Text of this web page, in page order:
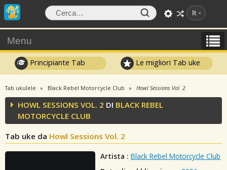
It
Menu
Principiante Tab Le migliori Tab uke
Tab ukulele Black Rebel Motorcycle Club Howl Sessions Vol. 2
HOWL SESSIONS VOL. 2 DI BLACK REBEL
MOTORCYCLE CLUB
Tab uke da Howl Sessions Vol. 2
Artista : Black Rebel Motorcycle Club